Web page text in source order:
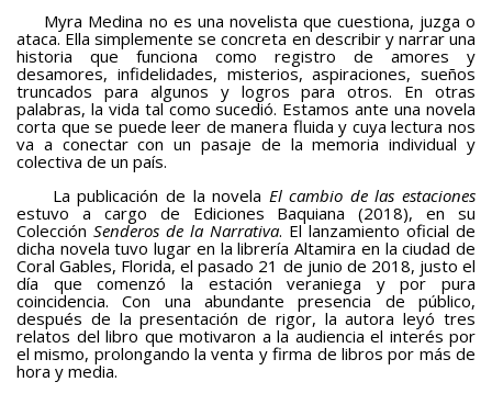
Myra Medina no es una novelista que cuestiona, juzga o
ataca. Ella simplemente se concreta en describir y narrar una
historia que funciona como registro de amores y
desamores, infidelidades, misterios, aspiraciones, sueños
truncados para algunos y logros para otros. En otras
palabras, la vida tal como sucedió. Estamos ante una novela
corta que se puede leer de manera fluida y cuya lectura nos
va a conectar con un pasaje de la memoria individual y
colectiva de un país.
La publicación de la novela El cambio de las estaciones
estuvo a cargo de Ediciones Baquiana (2018), en su
Colección Senderos de la Narrativa. El lanzamiento oficial de
dicha novela tuvo lugar en la librería Altamira en la ciudad de
Coral Gables, Florida, el pasado 21 de junio de 2018, justo el
día que comenzó la estación veraniega y por pura
coincidencia. Con una abundante presencia de público,
después de la presentación de rigor, la autora leyó tres
relatos del libro que motivaron a la audiencia el interés por
el mismo, prolongando la venta y firma de libros por más de
hora y media.